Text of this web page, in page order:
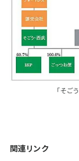
「そご
関連リンク